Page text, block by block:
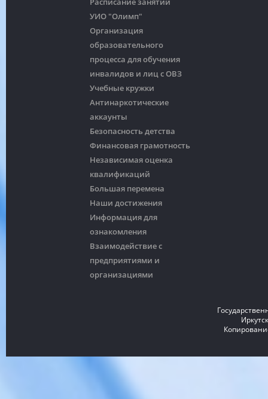
УИО "Олимп"
Организация
образовательного
процесса для обучения
инвалидов и лиц с ОВЗ
Учебные кружки
Антинаркотические
аккаунты
Безопасность детства
Финансовая грамотность
Независимая оценка
квалификаций
Большая перемена
Наши достижения
Информация для
ознакомления
Взаимодействие с
предприятиями и
организациями